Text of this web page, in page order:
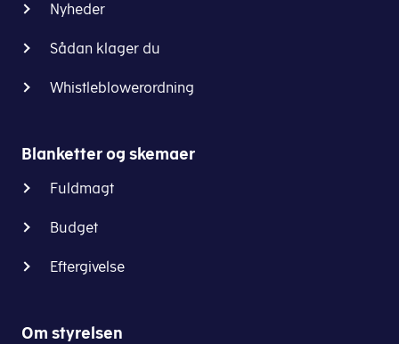
Nyheder
Sådan klager du
Whistleblowerordning
Blanketter og skemaer
Fuldmagt
Budget
Eftergivelse
Om styrelsen